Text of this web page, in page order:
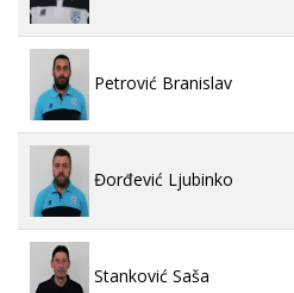
Petrović Branislav
Đorđević Ljubinko
Stanković Saša